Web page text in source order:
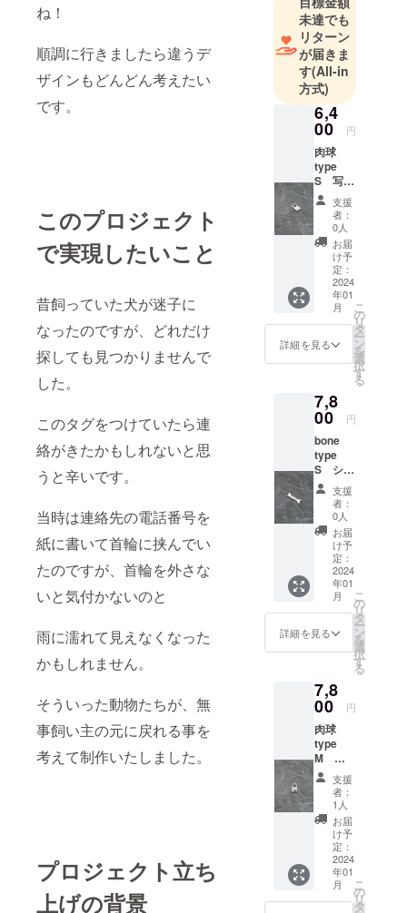
ね！
順調に行きましたら違うデ
ザインもどんどん考えたい
です。
このプロジェクト
で実現したいこと
昔飼っていた犬が迷子に
なったのですが、どれだけ
探しても見つかりませんで
した。
このタグをつけていたら連
絡がきたかもしれないと思
うと辛いです。
当時は連絡先の電話番号を
紙に書いて首輪に挟んでい
たのですが、首輪を外さな
いと気付かないのと
雨に濡れて見えなくなった
かもしれません。
そういった動物たちが、無
事飼い主の元に戻れる事を
考えて制作いたしました。
プロジェクト立ち
上げの背景
輝かせる特
別な一品を
生み出しま
しょう。
さらに、金
やプラチナ
のオーダー
リングを製
作すること
も可能で
す。贈り物
や特別な日
のために、
世界に一つ
だけの宝物
を手に入れ
てたくない
aowaで、ア
クセサリー
の魔法を体
験し、あな
たの独自の
美しさを表
現しましょ
う。皆様の
ご来店をお
待ちしてい
ます。詳細
や予約につ
いては、お
い合わせく
ださい。
未達でも
リターン
が届きま
す(All-in
方式)
6,4
00 円
肉球
type
S 写真
は2個で
すが1個
の価格
となり
ます。
ペッ
トには
もちろ
ん、自
分の持
ち物に
つけた
り ピ
イヤリ
ングに
もでき
ます。
（備考
欄に指
示いた
だけれ
ば金具
付きで
お送り
いたし
ます
その場
合の刻
印は無
くなり
SV950
重さ
2g 1.2
ｘ6ｘ
23（ミ
リ）
awao商
品20％
割引券
をお付
けいた
しま
す。
（店舗
でも
ネット
支援
者：
0人
お届
け予
定：
2024
年01
月
詳細を見る
こ
の
リ
タ
ー
ン
を
選
択
す
る
7,8
00 円
bone
type
S シル
バー
SV950
重さ
2.7g
1.2ｘ10
33（ミ
リ）
awao商
品20％
割引券
をお付
けいた
す。
（店舗
でも
ネット
ショッ
プでも
使えま
す 有
効期限
は2024
年8月末
です）
※刻印の
指示を
備考欄
に記載
支援
者：
0人
お届
け予
定：
2024
年01
月
詳細を見る
こ
の
リ
タ
ー
ン
を
選
択
す
る
7,8
00 円
肉球
type
M 写
真は2個
ですが1
個の価
格とな
りま
す。
ペット
にはも
ちろ
ん、自
支援
者：
1人
お届
け予
定：
2024
年01
月
こ
の
リ
タ